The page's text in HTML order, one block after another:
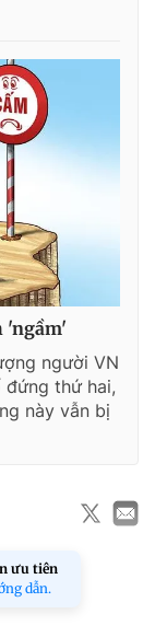
'ngầm'
người VN
thứ hai,
này vẫn bị
ưu tiên
dẫn.